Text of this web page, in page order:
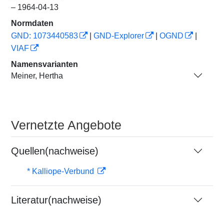
– 1964-04-13
Normdaten
GND: 1073440583
GND-Explorer OGND
VIAF
Namensvarianten
Meiner, Hertha
Vernetzte Angebote
Quellen(nachweise)
* Kalliope-Verbund
Literatur(nachweise)